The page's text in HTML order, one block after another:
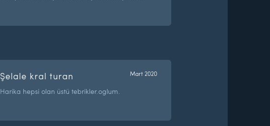
Şelale kral turan Mart 2020
Harika hepsi olan üstü tebrikler.oglum.